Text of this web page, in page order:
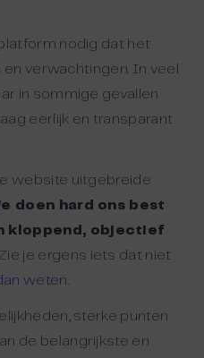
nodig dat het
verwachtingen. In veel
in sommige gevallen
eerlijk en transparant
website uitgebreide
doen hard ons best
kloppend, objectief
je ergens iets dat niet
weten
sterke punten
de belangrijkste en